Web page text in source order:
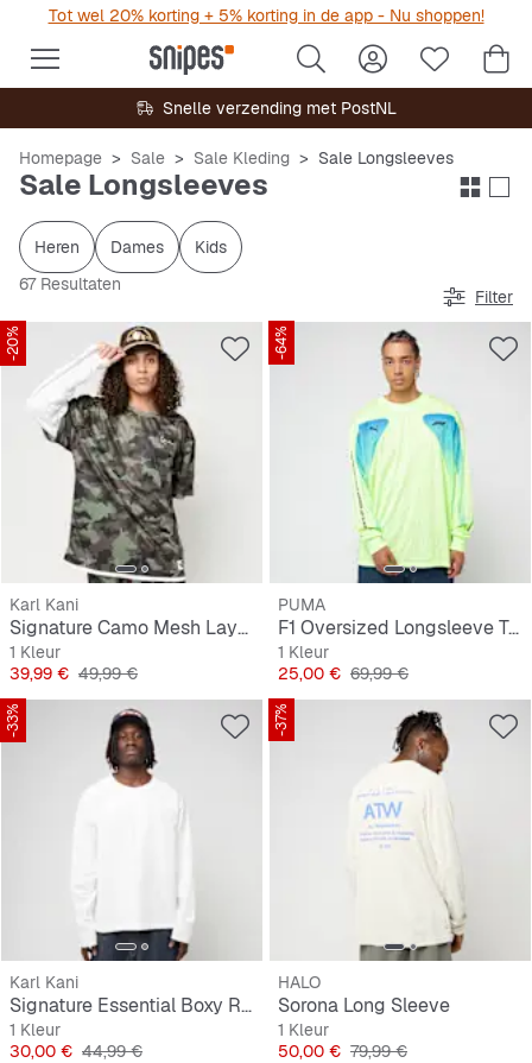
Tot wel 20% korting + 5% korting in de app - Nu shoppen!
Snelle verzending met PostNL
Homepage Sale Sale Kleding Sale Longsleeves
Sale Longsleeves
Heren Dames
Kids
67 Resultaten
Filter
-20%
Karl Kani
Signature Camo Mesh Layered Longsleeve
1 Kleur
Prijs
39,99 € Originele Prijs
49,99 €
-64%
PUMA
F1 Oversized Longsleeve Tee
1 Kleur
Prijs
25,00 € Originele Prijs
69,99 €
-33%
Karl Kani
Signature Essential Boxy Raglan Longsleeve
1 Kleur
Prijs
30,00 € Originele Prijs
44,99 €
-37%
HALO
Sorona Long Sleeve
1 Kleur
Prijs
50,00 € Originele Prijs
79,99 €